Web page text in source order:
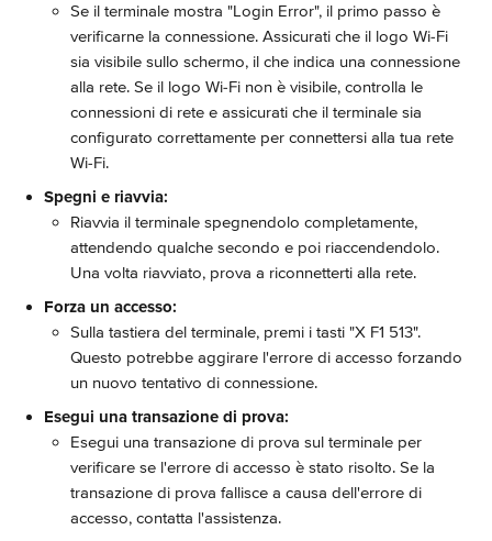
Se il terminale mostra "Login Error", il primo passo è
verificarne la connessione. Assicurati che il logo Wi-Fi
sia visibile sullo schermo, il che indica una connessione
alla rete. Se il logo Wi-Fi non è visibile, controlla le
connessioni di rete e assicurati che il terminale sia
configurato correttamente per connettersi alla tua rete
Wi-Fi.
Spegni e riavvia:
Riavvia il terminale spegnendolo completamente,
attendendo qualche secondo e poi riaccendendolo.
Una volta riavviato, prova a riconnetterti alla rete.
Forza un accesso:
Sulla tastiera del terminale, premi i tasti "X F1 513".
Questo potrebbe aggirare l'errore di accesso forzando
un nuovo tentativo di connessione.
Esegui una transazione di prova:
Esegui una transazione di prova sul terminale per
verificare se l'errore di accesso è stato risolto. Se la
transazione di prova fallisce a causa dell'errore di
accesso, contatta l'assistenza.